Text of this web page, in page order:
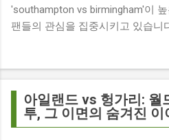
'southampton vs birmingham'이
팬들의 관심을 집중시키고 있습니
다음과 같습니다. The 9 players
Birmingham City ft £7m striker
버밍엄 시티 경기에서 총 9명의 선
아일랜드 vs 헝가리: 월
투, 그 이면의 숨겨진 이